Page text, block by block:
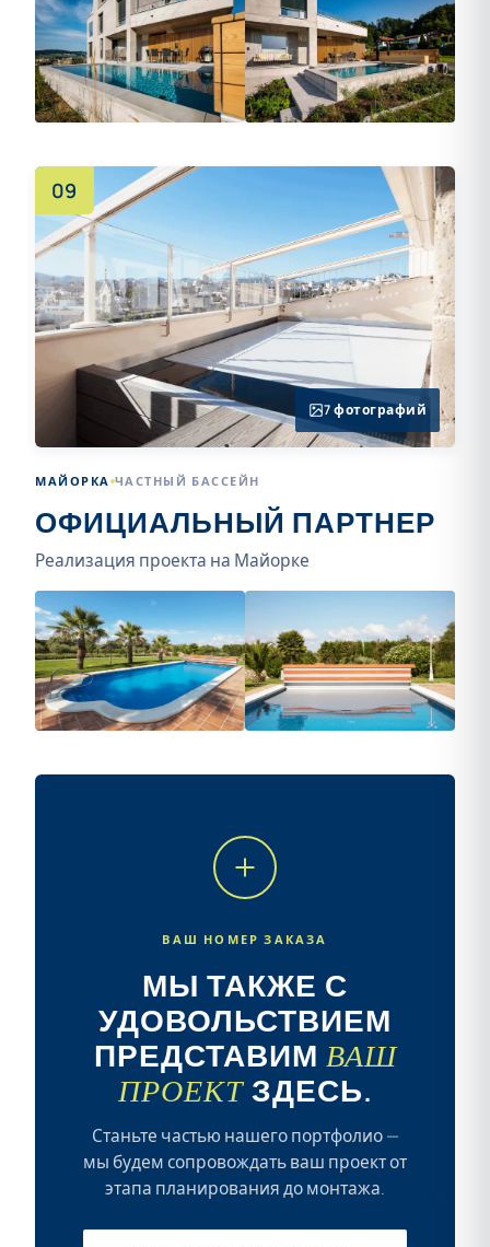
09
7 фотографий
МАЙОРКА ЧАСТНЫЙ БАССЕЙН
ОФИЦИАЛЬНЫЙ ПАРТНЕР
Реализация проекта на Майорке
ВАШ НОМЕР ЗАКАЗА
МЫ ТАКЖЕ С
УДОВОЛЬСТВИЕМ
ПРЕДСТАВИМ ВАШ
ПРОЕКТЗДЕСЬ.
Станьте частью нашего портфолио —
мы будем сопровождать ваш проект от
этапа планирования до монтажа.